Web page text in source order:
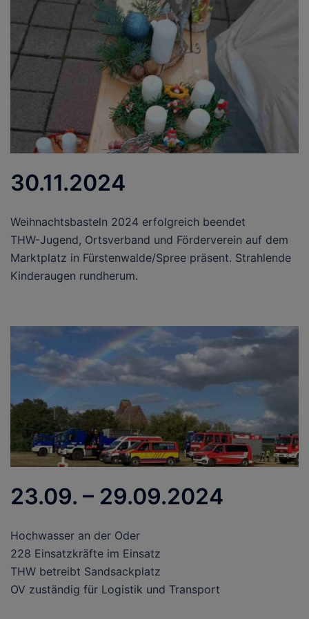
30.11.2024
Weihnachtsbasteln 2024 erfolgreich beendet
THW-Jugend, Ortsverband und Förderverein auf dem
Marktplatz in Fürstenwalde/Spree präsent. Strahlende
Kinderaugen rundherum.
23.09. – 29.09.2024
Hochwasser an der Oder
228 Einsatzkräfte im Einsatz
THW betreibt Sandsackplatz
OV zuständig für Logistik und Transport